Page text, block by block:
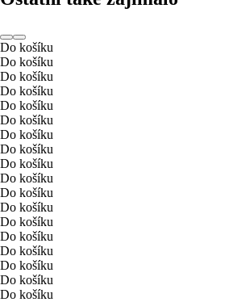
Do košíku
Do košíku
Do košíku
Do košíku
Do košíku
Do košíku
Do košíku
Do košíku
Do košíku
Do košíku
Do košíku
Do košíku
Do košíku
Do košíku
Do košíku
Do košíku
Do košíku
Do košíku